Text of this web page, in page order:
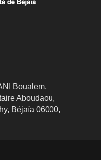
Boualem,
Aboudaou,
Béjaïa 06000,